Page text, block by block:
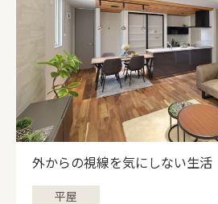
外からの視線を気にしない生活
平屋